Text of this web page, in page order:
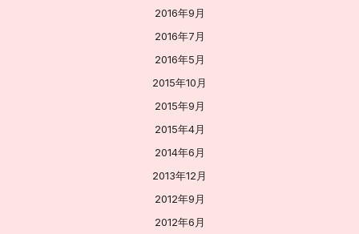
2016年9月
2016年7月
2016年5月
2015年10月
2015年9月
2015年4月
2014年6月
2013年12月
2012年9月
2012年6月